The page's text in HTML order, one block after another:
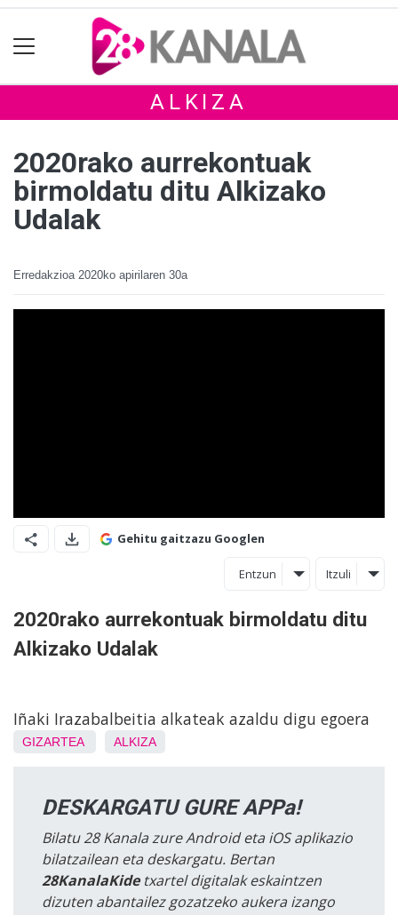
ALKIZA
2020rako aurrekontuak
birmoldatu ditu Alkizako
Udalak
Erredakzioa 2020ko apirilaren 30a
Gehitu gaitzazu Googlen
Entzun Itzuli
2020rako aurrekontuak birmoldatu ditu
Alkizako Udalak
Iñaki Irazabalbeitia alkateak azaldu digu egoera
GIZARTEA ALKIZA
DESKARGATU GURE APPa!
Bilatu 28 Kanala zure Android eta iOS aplikazio
bilatzailean eta deskargatu. Bertan
28KanalaKidetxartel digitalak eskaintzen
dizuten abantailez gozatzeko aukera izango